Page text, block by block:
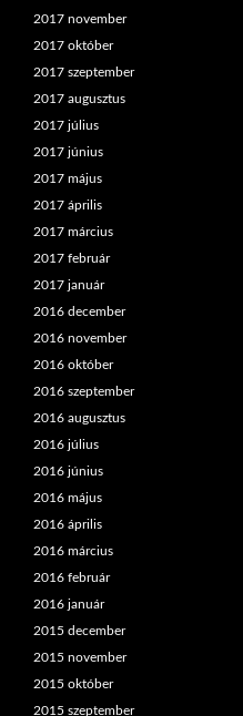
2017 november
2017 október
2017 szeptember
2017 augusztus
2017 július
2017 június
2017 május
2017 április
2017 március
2017 február
2017 január
2016 december
2016 november
2016 október
2016 szeptember
2016 augusztus
2016 július
2016 június
2016 május
2016 április
2016 március
2016 február
2016 január
2015 december
2015 november
2015 október
2015 szeptember